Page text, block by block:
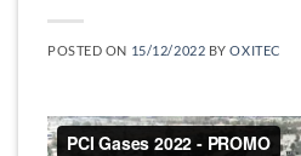
POSTED ON 15/12/2022 BYOXITEC